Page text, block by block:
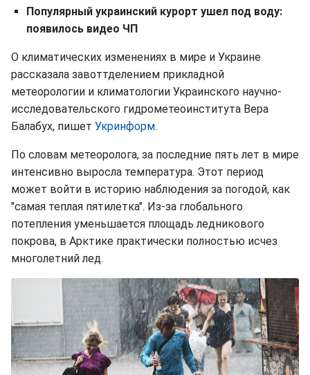
Популярный украинский курорт ушел под воду:
появилось видео ЧП
О климатических изменениях в мире и Украине
рассказала завоттделением прикладной
метеорологии и климатологии Украинского научно-
исследовательского гидрометеоинститута Вера
Балабух, пишет Укринформ.
По словам метеоролога, за последние пять лет в мире
интенсивно выросла температура. Этот период
может войти в историю наблюдения за погодой, как
"самая теплая пятилетка". Из-за глобального
потепления уменьшается площадь ледникового
покрова, в Арктике практически полностью исчез
многолетний лед.